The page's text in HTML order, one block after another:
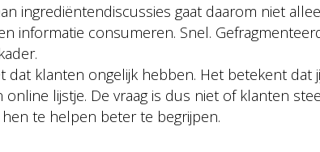
ingrediënten­discussies gaat daarom niet
informatie consumeren. Snel.
dat klanten ongelijk hebben. Het betekent dat
lijstje. De vraag is dus niet of klanten
te helpen beter te begrijpen.